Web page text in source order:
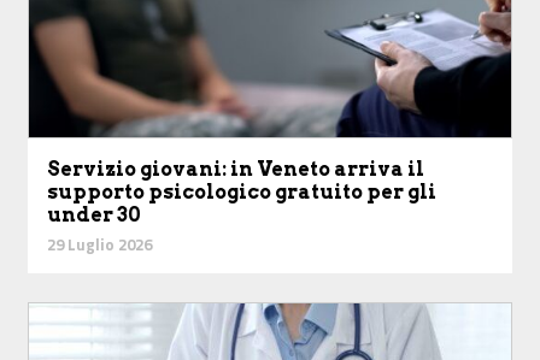
Servizio giovani: in Veneto arriva il
supporto psicologico gratuito per gli
under 30
29 Luglio 2026